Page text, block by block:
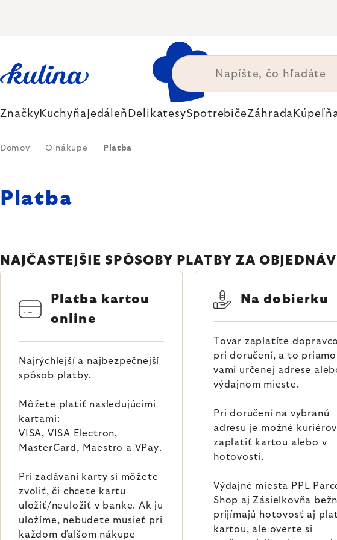
ZnačkyKuchyňa Jedáleň DelikatesySpotrebičeZáhrada
Domov O nákupe Platba
Platba
NAJČASTEJŠIE SPÔSOBY PLATBY ZA
Platba kartou
online
Najrýchlejší a najbezpečnejší
spôsob platby.
Môžete platiť nasledujúcimi
kartami:
VISA, VISA Electron,
MasterCard, Maestro a VPay.
Pri zadávaní karty si môžete
zvoliť, či chcete kartu
uložiť/neuložiť v banke. Ak ju
uložíme, nebudete musieť pri
každom ďalšom nákupe
Na dobierku
Tovar zaplatíte
pri doručení, a to priamo
vami určenej adrese
výdajnom mieste.
Pri doručení na vybranú
adresu je možné
zaplatiť kartou alebo v
hotovosti.
Výdajné miesta PPL
Shop aj Zásielkovňa
prijímajú hotovosť aj
kartou, ale overte si